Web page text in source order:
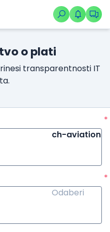
o plati
transparentnosti IT
*
ch-aviation
*
Odaberi